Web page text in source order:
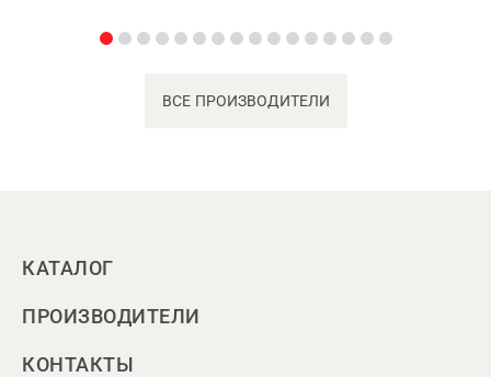
ВСЕ ПРОИЗВОДИТЕЛИ
КАТАЛОГ
ПРОИЗВОДИТЕЛИ
КОНТАКТЫ